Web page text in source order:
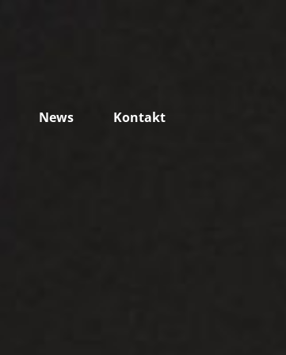
News Kontakt